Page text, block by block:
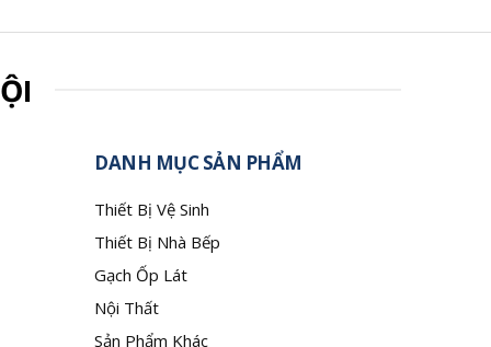
DANH MỤC SẢN PHẨM
Thiết Bị Vệ Sinh
Thiết Bị Nhà Bếp
Gạch Ốp Lát
Nội Thất
Sản Phẩm Khác